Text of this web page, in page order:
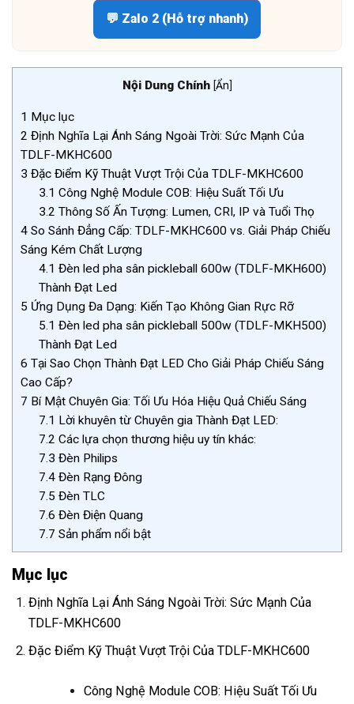
💬 Zalo 2 (Hỗ trợ nhanh)
Nội Dung Chính [Ẩn]
1 Mục lục
2 Định Nghĩa Lại Ánh Sáng Ngoài Trời: Sức Mạnh Của
TDLF-MKHC600
3 Đặc Điểm Kỹ Thuật Vượt Trội Của TDLF-MKHC600
3.1 Công Nghệ Module COB: Hiệu Suất Tối Ưu
3.2 Thông Số Ấn Tượng: Lumen, CRI, IP và Tuổi Thọ
4 So Sánh Đẳng Cấp: TDLF-MKHC600 vs. Giải Pháp Chiếu
Sáng Kém Chất Lượng
4.1 Đèn led pha sân pickleball 600w (TDLF-MKH600)
Thành Đạt Led
5 Ứng Dụng Đa Dạng: Kiến Tạo Không Gian Rực Rỡ
5.1 Đèn led pha sân pickleball 500w (TDLF-MKH500)
Thành Đạt Led
6 Tại Sao Chọn Thành Đạt LED Cho Giải Pháp Chiếu Sáng
Cao Cấp?
7 Bí Mật Chuyên Gia: Tối Ưu Hóa Hiệu Quả Chiếu Sáng
7.1 Lời khuyên từ Chuyên gia Thành Đạt LED:
7.2 Các lựa chọn thương hiệu uy tín khác:
7.3 Đèn Philips
7.4 Đèn Rạng Đông
7.5 Đèn TLC
7.6 Đèn Điện Quang
7.7 Sản phẩm nổi bật
Mục lục
Định Nghĩa Lại Ánh Sáng Ngoài Trời: Sức Mạnh Của
TDLF-MKHC600
Đặc Điểm Kỹ Thuật Vượt Trội Của TDLF-MKHC600
Công Nghệ Module COB: Hiệu Suất Tối Ưu